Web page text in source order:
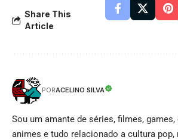
Share This
Article
PORACELINO SILVA
Sou um amante de séries, filmes, games,
animes e tudo relacionado a cultura pop,